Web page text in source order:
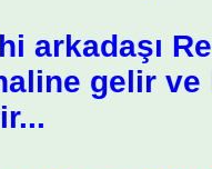
arkadaşı
gelir ve